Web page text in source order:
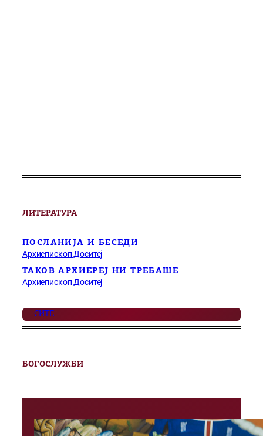
ЛИТЕРАТУРА
ПОСЛАНИЈА И БЕСЕДИ
Архиепископ Доситеј
ТАКОВ АРХИЕРЕЈ НИ ТРЕБАШЕ
Архиепископ Доситеј
СИТЕ
БОГОСЛУЖБИ